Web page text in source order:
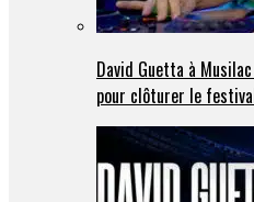
David Guetta à
pour clôturer le